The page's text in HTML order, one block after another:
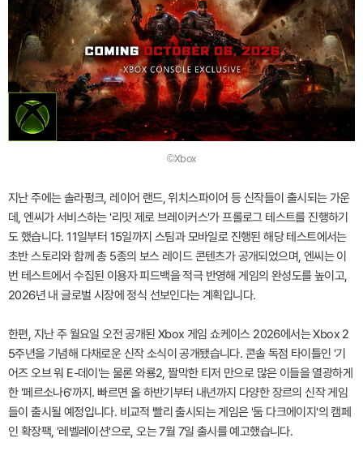
©Xbox
지난 주에는 솔라펑크, 레이어 랜드, 위치스파이어 등 신작들이 출시되는 가운
데, 엔씨가 서비스하는 '리밋 제로 브레이커스'가 프롤로그 테스트를 진행하기
도 했습니다. 11일부터 15일까지 스팀과 모바일로 진행된 해당 테스트에서는
초반 스토리와 함께 총 5종의 보스 레이드 콘텐츠가 공개되었으며, 엔씨는 이
번 테스트에서 수집된 이용자 피드백을 적극 반영해 게임의 완성도를 높이고,
2026년 내 글로벌 시장에 정식 선보인다는 계획입니다.
한편, 지난 주 월요일 오전 공개된 Xbox 게임 쇼케이스 2026에서는 Xbox 2
5주년을 기념해 다채로운 신작 소식이 공개됐습니다. 콘솔 독점 타이틀인 '기
어즈 오브 워 E-데이'는 물론 와룡2, 짤막한 티저 만으로 많은 이들을 열광하게
한 '페르소나6'까지. 빠르면 올 하반기부터 내년까지 다양한 장르의 신작 게임
들이 출시될 예정입니다. 비교적 빨리 출시되는 게임은 '둠 다크에이지'의 캠페
인 확장팩, '레벨레이션'으로, 오는 7월 7일 출시를 예고했습니다.